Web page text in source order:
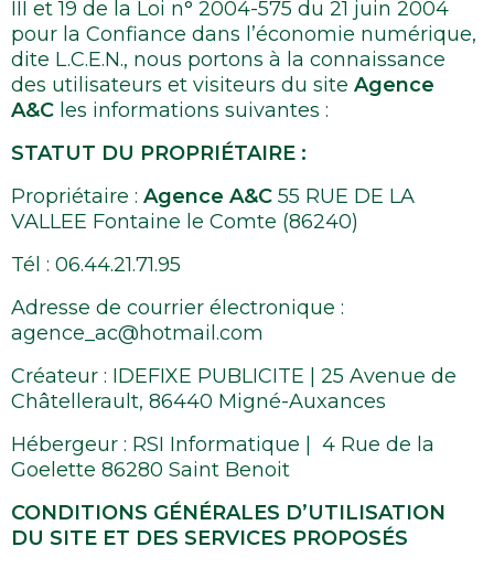
III et 19 de la Loi n° 2004-575 du 21 juin 2004
pour la Confiance dans l’économie numérique,
dite L.C.E.N., nous portons à la connaissance
des utilisateurs et visiteurs du site Agence
A&C les informations suivantes :
STATUT DU PROPRIÉTAIRE :
Propriétaire : Agence A&C 55 RUE DE LA
VALLEE Fontaine le Comte (86240)
Tél : 06.44.21.71.95
Adresse de courrier électronique :
agence_ac@hotmail.com
Créateur : IDEFIXE PUBLICITE | 25 Avenue de
Châtellerault, 86440 Migné-Auxances
Hébergeur : RSI Informatique | 4 Rue de la
Goelette 86280 Saint Benoit
CONDITIONS GÉNÉRALES D’UTILISATION
DU SITE ET DES SERVICES PROPOSÉS